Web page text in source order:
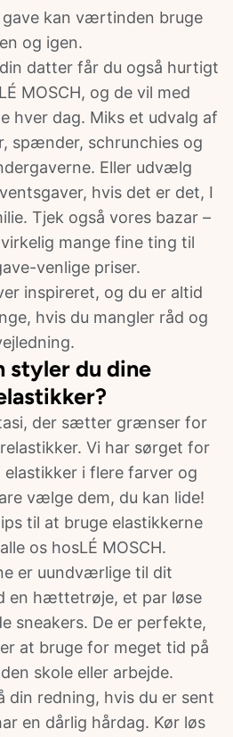
kan værtinden bruge
og igen.
datter får du også hurtigt
MOSCH, og de vil med
hver dag. Miks et udvalg af
spænder, schrunchies og
Eller udvælg
hvis det er det, I
Tjek også vores bazar –
mange fine ting til
venlige priser.
inspireret, og du er altid
hvis du mangler råd og
styler du dine
der sætter grænser for
Vi har sørget for
i flere farver og
vælge dem, du kan lide!
til at bruge elastikkerne
os hosLÉ MOSCH.
er uundværlige til dit
en hættetrøje, et par løse
sneakers. De er perfekte,
at bruge for meget tid på
skole eller arbejde.
din redning, hvis du er sent
en dårlig hårdag. Kør løs